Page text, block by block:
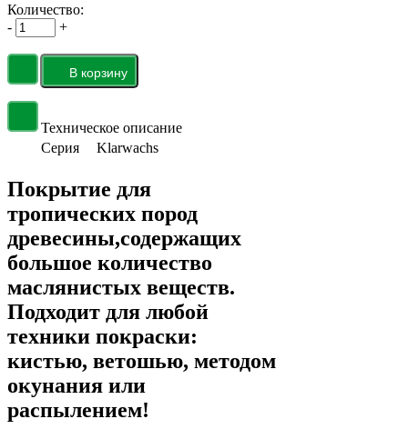
Количество:
-
+
Техническое описание
Серия
Klarwachs
Покрытие для
тропических пород
древесины,содержащих
большое количество
маслянистых веществ.
Подходит для любой
техники покраски:
кистью, ветошью, методом
окунания или
распылением!